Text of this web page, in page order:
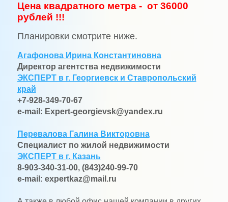
Цена квадратного метра - от 36000
рублей !!!
Планировки смотрите ниже.
АгафоноваИрина Константиновна
Директор агентства недвижимости
ЭКСПЕРТ в г. Георгиевск и Ставропольский
край
+7-928-349-70-67
e-mail: Expert-georgievsk@yandex.ru
ПереваловаГалина Викторовна
Специалист по жилой недвижимости
ЭКСПЕРТ в г. Казань
8-903-340-31-00, (843)240-99-70
e-mail: expertkaz@mail.ru